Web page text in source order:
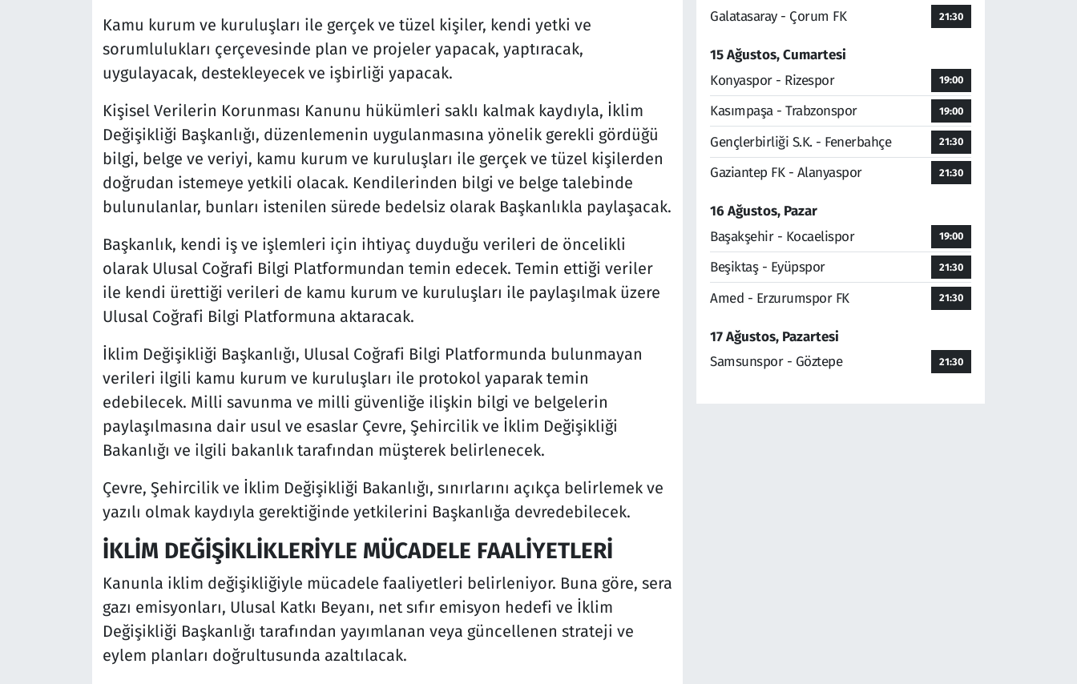
Kamu kurum ve kuruluşları ile gerçek ve tüzel kişiler, kendi yetki ve
sorumlulukları çerçevesinde plan ve projeler yapacak, yaptıracak,
uygulayacak, destekleyecek ve işbirliği yapacak.
Kişisel Verilerin Korunması Kanunu hükümleri saklı kalmak kaydıyla, İklim
Değişikliği Başkanlığı, düzenlemenin uygulanmasına yönelik gerekli gördüğü
bilgi, belge ve veriyi, kamu kurum ve kuruluşları ile gerçek ve tüzel kişilerden
doğrudan istemeye yetkili olacak. Kendilerinden bilgi ve belge talebinde
bulunulanlar, bunları istenilen sürede bedelsiz olarak Başkanlıkla paylaşacak.
Başkanlık, kendi iş ve işlemleri için ihtiyaç duyduğu verileri de öncelikli
olarak Ulusal Coğrafi Bilgi Platformundan temin edecek. Temin ettiği veriler
ile kendi ürettiği verileri de kamu kurum ve kuruluşları ile paylaşılmak üzere
Ulusal Coğrafi Bilgi Platformuna aktaracak.
İklim Değişikliği Başkanlığı, Ulusal Coğrafi Bilgi Platformunda bulunmayan
verileri ilgili kamu kurum ve kuruluşları ile protokol yaparak temin
edebilecek. Milli savunma ve milli güvenliğe ilişkin bilgi ve belgelerin
paylaşılmasına dair usul ve esaslar Çevre, Şehircilik ve İklim Değişikliği
Bakanlığı ve ilgili bakanlık tarafından müşterek belirlenecek.
Çevre, Şehircilik ve İklim Değişikliği Bakanlığı, sınırlarını açıkça belirlemek ve
yazılı olmak kaydıyla gerektiğinde yetkilerini Başkanlığa devredebilecek.
İKLİM DEĞİŞİKLİKLERİYLE MÜCADELE FAALİYETLERİ
Kanunla iklim değişikliğiyle mücadele faaliyetleri belirleniyor. Buna göre, sera
gazı emisyonları, Ulusal Katkı Beyanı, net sıfır emisyon hedefi ve İklim
Değişikliği Başkanlığı tarafından yayımlanan veya güncellenen strateji ve
eylem planları doğrultusunda azaltılacak.
Galatasaray - Çorum FK
21:30
15 Ağustos, Cumartesi
Konyaspor - Rizespor
19:00
Kasımpaşa - Trabzonspor 19:00
Gençlerbirliği S.K. - Fenerbahçe 21:30
Gaziantep FK - Alanyaspor 21:30
16 Ağustos, Pazar
Başakşehir - Kocaelispor
19:00
Beşiktaş - Eyüpspor 21:30
Amed - Erzurumspor FK 21:30
17 Ağustos, Pazartesi
Samsunspor - Göztepe
21:30